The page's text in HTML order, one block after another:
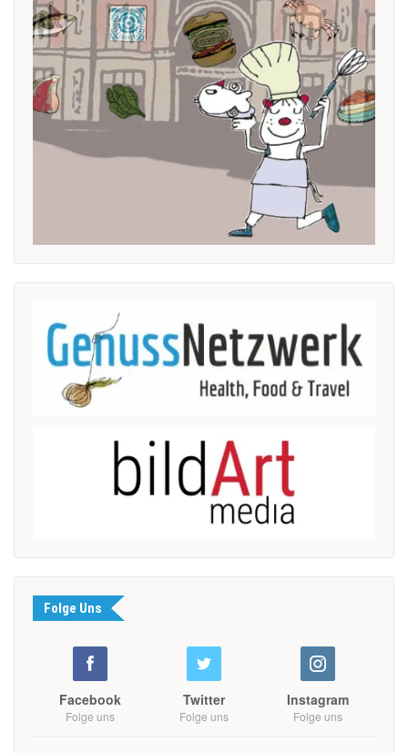
Folge Uns
Facebook
Folge uns
Twitter
Folge uns
Instagram
Folge uns